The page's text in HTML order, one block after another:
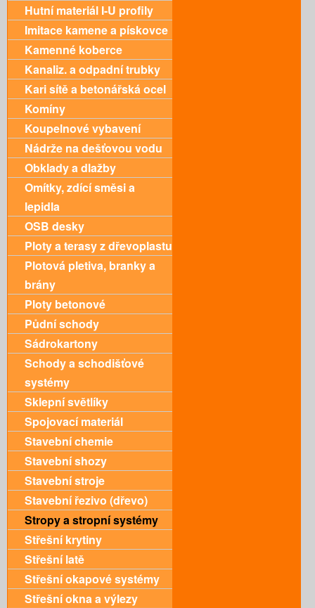
Hutní materiál I-U profily
Imitace kamene a pískovce
Kamenné koberce
Kanaliz. a odpadní trubky
Kari sítě a betonářská ocel
Komíny
Koupelnové vybavení
Nádrže na dešťovou vodu
Obklady a dlažby
Omítky, zdící směsi a
lepidla
OSB desky
Ploty a terasy z dřevoplastu
Plotová pletiva, branky a
brány
Ploty betonové
Půdní schody
Sádrokartony
Schody a schodišťové
systémy
Sklepní světlíky
Spojovací materiál
Stavební chemie
Stavební shozy
Stavební stroje
Stavební řezivo (dřevo)
Stropy a stropní systémy
Střešní krytiny
Střešní latě
Střešní okapové systémy
Střešní okna a výlezy